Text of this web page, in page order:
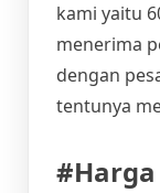
kami yaitu
menerima
dengan
tentunya
#Harga